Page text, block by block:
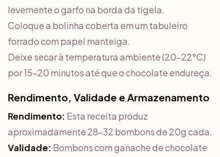
levemente o garfo na borda da tigela.
Coloque a bolinha coberta em um tabuleiro
forrado com papel manteiga.
Deixe secar à temperatura ambiente (20-22°C)
por 15-20 minutos até que o chocolate endureça.
Rendimento, Validade e Armazenamento
Rendimento: Esta receita produz
aproximadamente 28-32 bombons de 20g cada.
Validade: Bombons com ganache de chocolate